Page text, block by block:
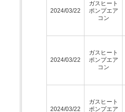
2024/03/22
ガスヒート
ポンプエア
コン
2024/03/22
ガスヒート
ポンプエア
コン
2024/03/22
ガスヒート
ポンプエア